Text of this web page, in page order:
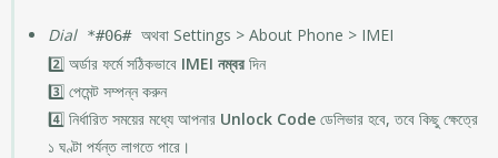
Dial *#06# অথবা Settings > About Phone > IMEI
2️⃣ অর্ডার ফর্মে সঠিকভাবে IMEI নম্বর দিন
3️⃣ পেমেন্ট সম্পন্ন করুন
4️⃣ নির্ধারিত সময়ের মধ্যে আপনার Unlock Code ডেলিভার হবে, তবে কিছু ক্ষেত্রে
১ ঘণ্টা পর্যন্ত লাগতে পারে।